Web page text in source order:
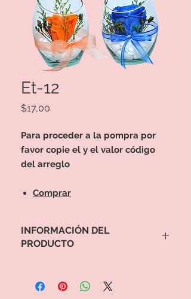
Et-12
$17,00
Para proceder a la pompra por
favor copie el y el valor código
del arreglo
Comprar
INFORMACIÓN DEL
PRODUCTO